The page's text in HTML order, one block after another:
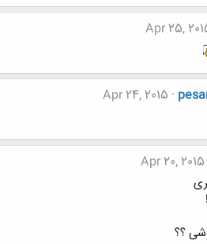
Apr 25,
Apr 24, 2015
Apr 20, 2015
؟؟